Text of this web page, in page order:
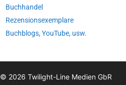
Buchhandel
Rezensionsexemplare
Buchblogs, YouTube, usw.
© 2026 Twilight-Line Medien GbR